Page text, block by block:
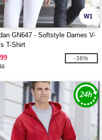
W1
GN647 - Softstyle Dames V-
T-Shirt
-38%